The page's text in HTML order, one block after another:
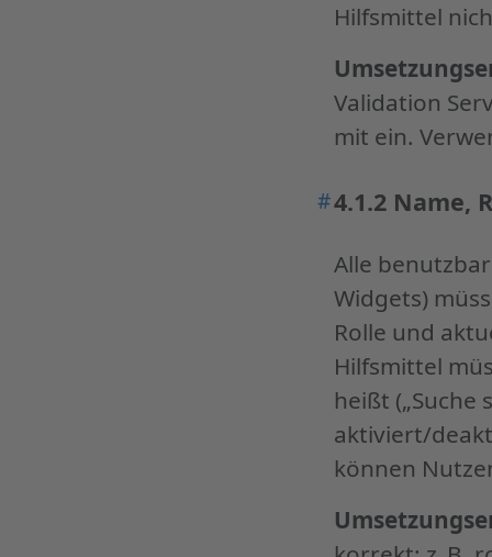
Hilfsmittel
Validation
mit ein.
4.1.2 Name,
Permalink
Name,
Rolle,
Wert
(Stufe
A):"
#
Alle
Widgets)
Rolle und
Hilfsmittel
heißt („Suche
aktiviert/
können